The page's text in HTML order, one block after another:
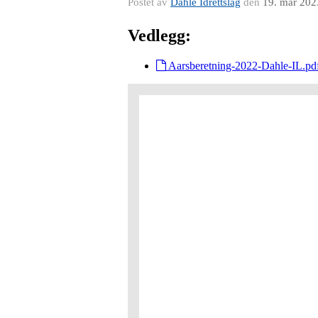
Vedlegg:
Aarsberetning-2022-Dahle-